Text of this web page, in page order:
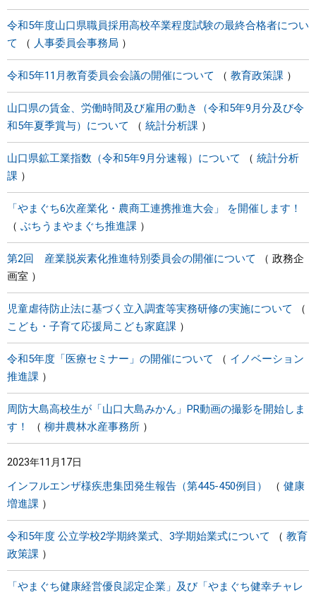
令和5年度山口県職員採用高校卒業程度試験の最終合格者につい
て
人事委員会事務局
令和5年11月教育委員会会議の開催について 教育政策課
山口県の賃金、労働時間及び雇用の動き（令和5年9月分及び令
和5年夏季賞与）について
統計分析課
山口県鉱工業指数（令和5年9月分速報）について
統計分析
課
「やまぐち6次産業化・農商工連携推進大会」 を開催します！
ぶちうまやまぐち推進課
第2回 産業脱炭素化推進特別委員会の開催について
政務企
画室
児童虐待防止法に基づく立入調査等実務研修の実施について
こども・子育て応援局こども家庭課
令和5年度「医療セミナー」の開催について
イノベーション
推進課
周防大島高校生が「山口大島みかん」PR動画の撮影を開始しま
す！
柳井農林水産事務所
2023年11月17日
インフルエンザ様疾患集団発生報告（第445-450例目）
健康
増進課
令和5年度 公立学校2学期終業式、3学期始業式について
教育
政策課
「やまぐち健康経営優良認定企業」及び「やまぐち健幸チャレ